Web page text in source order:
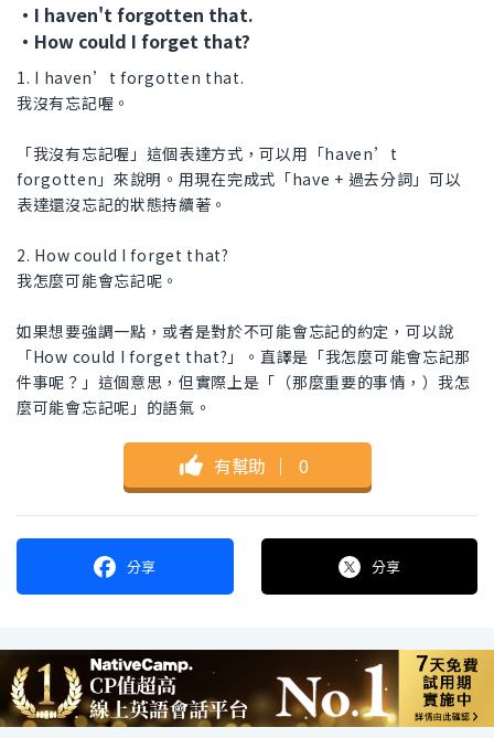
・I haven't forgotten that.
・How could I forget that?
1. I haven’t forgotten that.
我沒有忘記喔。
「我沒有忘記喔」這個表達方式，可以用「haven’t
forgotten」來說明。用現在完成式「have + 過去分詞」可以
表達還沒忘記的狀態持續著。
2. How could I forget that?
我怎麼可能會忘記呢。
如果想要強調一點，或者是對於不可能會忘記的約定，可以說
「How could I forget that?」。直譯是「我怎麼可能會忘記那
件事呢？」這個意思，但實際上是「（那麼重要的事情，）我怎
麼可能會忘記呢」的語氣。
有幫助 ｜ 0
分享 分享